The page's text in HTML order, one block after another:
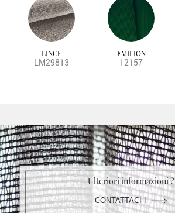
LINCE
LM29813
EMILION
12157
Ulteriori informazioni ?
CONTATTACI !